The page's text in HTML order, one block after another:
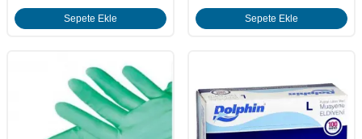
Sepete Ekle Sepete Ekle